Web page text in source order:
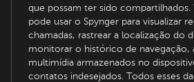
que possam ter sido
pode usar o Spynger para visualizar
chamadas, rastrear a localização do
monitorar o histórico de navegação,
multimídia armazenados no
contatos indesejados. Todos esses